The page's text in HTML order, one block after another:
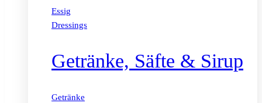
Essig
Dressings
Getränke, Säfte & Sirup
Getränke